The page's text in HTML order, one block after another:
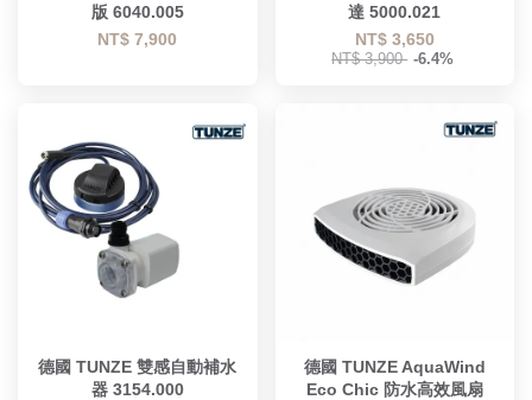
版 6040.005
NT$ 7,900
達 5000.021
NT$ 3,650
NT$ 3,900 -6.4%
德國 TUNZE 雙感自動補水
器 3154.000
德國 TUNZE AquaWind
Eco Chic 防水高效風扇